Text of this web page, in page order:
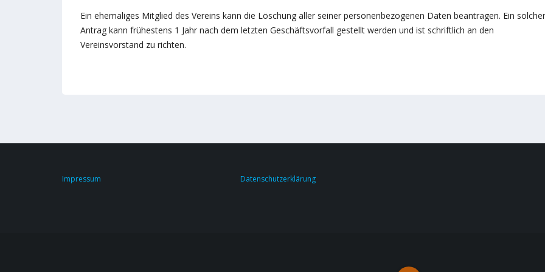
Ein ehemaliges Mitglied des Vereins kann die Löschung aller seiner personenbezogenen Daten beantragen. Ein solcher
Antrag kann frühestens 1 Jahr nach dem letzten Geschäftsvorfall gestellt werden und ist schriftlich an den
Vereinsvorstand zu richten.
Impressum Datenschutzerklärung